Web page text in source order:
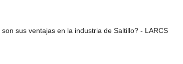
sus ventajas en la industria de Saltillo? - LARCS